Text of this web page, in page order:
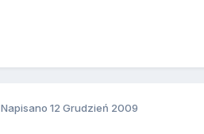
Napisano12 Grudzień 2009